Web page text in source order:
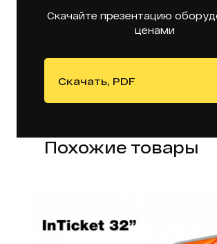
Скачайте презентацию
ценами
Скачать, PDF
Похожие товары